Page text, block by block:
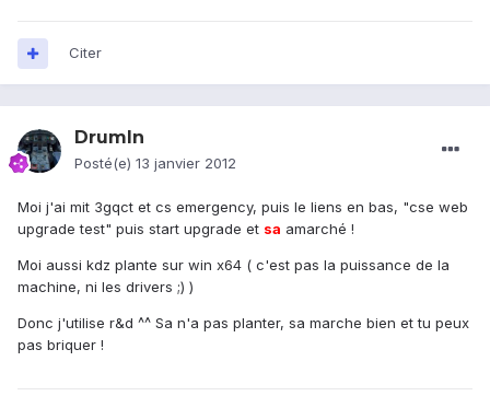
Citer
DrumIn
Posté(e) 13 janvier 2012
Moi j'ai mit 3gqct et cs emergency, puis le liens en bas, "cse web
upgrade test" puis start upgrade et sa amarché !
Moi aussi kdz plante sur win x64 ( c'est pas la puissance de la
machine, ni les drivers ;) )
Donc j'utilise r&d ^^ Sa n'a pas planter, sa marche bien et tu peux
pas briquer !